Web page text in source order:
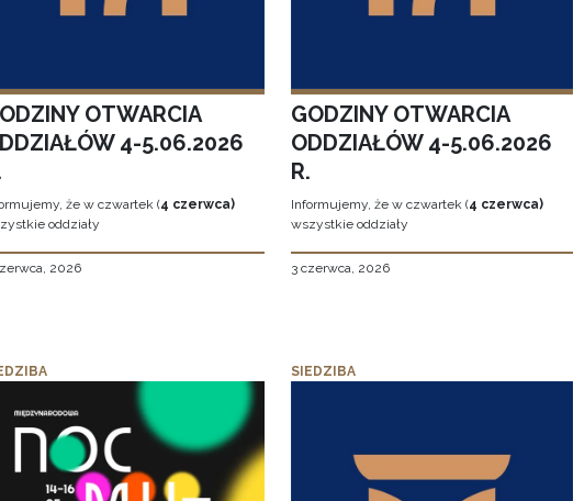
OTWARCIA
4-5.06.2026
że w czwartek (4 czerwca)
oddziały
2026
GODZINY OTWARCIA
ODDZIAŁÓW 4-5.06.2026
R.
Informujemy, że w czwartek (4 czerwca)
wszystkie oddziały
3 czerwca, 2026
SIEDZIBA